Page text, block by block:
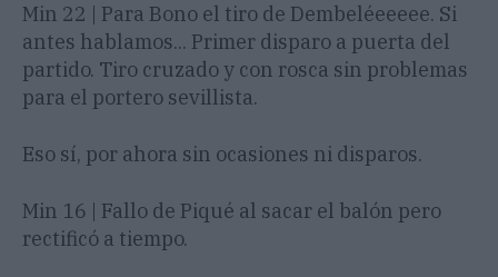
Min 22 | Para Bono el tiro de Dembeléeeeee. Si
antes hablamos... Primer disparo a puerta del
partido. Tiro cruzado y con rosca sin problemas
para el portero sevillista.
Eso sí, por ahora sin ocasiones ni disparos.
Min 16 | Fallo de Piqué al sacar el balón pero
rectificó a tiempo.